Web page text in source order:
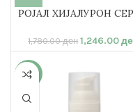
РОЈАЛ ХИЈАЛУРОН
1,780.00ден 1,246.00
-30%